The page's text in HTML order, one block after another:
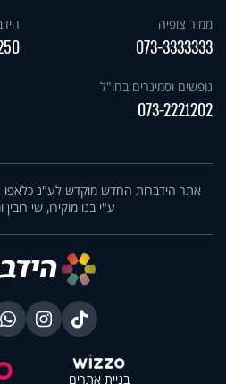
ממיר צופיה
073-3333333
נופשים וסמינרים בחו"ל
073-2221202
אתר הידברות החדש מוקדש לע"נ כלאפו
ע"י בנו מוקירו, שי
בניית אתרים